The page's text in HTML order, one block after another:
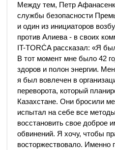
Между тем, Петр
службы безопасности
и один из инициаторов
против Алиева - в своих
IT-TORĊA рассказал: «Я
В тот момент мне было 42
здоров и полон энергии.
я был вовлечен в
переворота, который
Казахстане. Они бросили
испытал на себе все
восстановить свое доброе
обвинений. Я хочу, чтобы
восторжествовало. Именно